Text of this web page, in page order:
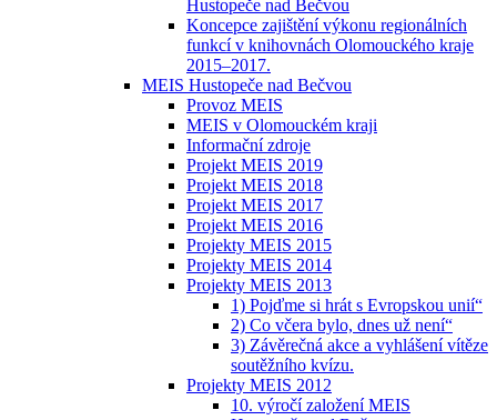
Hustopeče nad Bečvou
Koncepce zajištění výkonu regionálních
funkcí v knihovnách Olomouckého kraje
2015–2017.
MEIS Hustopeče nad Bečvou
Provoz MEIS
MEIS v Olomouckém kraji
Informační zdroje
Projekt MEIS 2019
Projekt MEIS 2018
Projekt MEIS 2017
Projekt MEIS 2016
Projekty MEIS 2015
Projekty MEIS 2014
Projekty MEIS 2013
1) Pojďme si hrát s Evropskou unií“
2) Co včera bylo, dnes už není“
3) Závěrečná akce a vyhlášení vítěze
soutěžního kvízu.
Projekty MEIS 2012
10. výročí založení MEIS